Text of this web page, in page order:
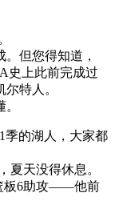
但您得知道，
史上此前完成过
特人。
季的湖人，大家都
夏天没得休息。
板6助攻——他前